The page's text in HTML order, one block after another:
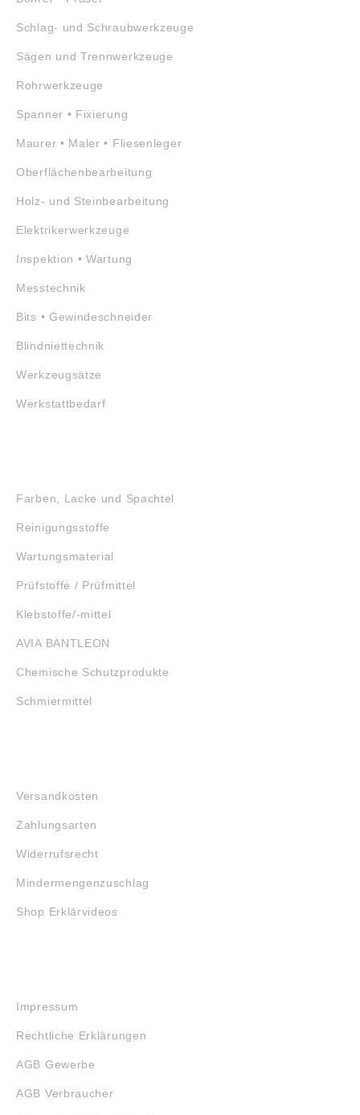
Schlag- und Schraubwerkzeuge
Sägen und Trennwerkzeuge
Rohrwerkzeuge
Spanner • Fixierung
Maurer • Maler • Fliesenleger
Oberflächenbearbeitung
Holz- und Steinbearbeitung
Elektrikerwerkzeuge
Inspektion • Wartung
Messtechnik
Bits • Gewindeschneider
Blindniettechnik
Werkzeugsätze
Werkstattbedarf
Farben, Lacke und Spachtel
Reinigungsstoffe
Wartungsmaterial
Prüfstoffe / Prüfmittel
Klebstoffe/-mittel
AVIA BANTLEON
Chemische Schutzprodukte
Schmiermittel
Versandkosten
Zahlungsarten
Widerrufsrecht
Mindermengenzuschlag
Shop Erklärvideos
Impressum
Rechtliche Erklärungen
AGB Gewerbe
AGB Verbraucher